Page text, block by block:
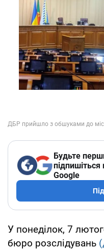
Будьте
Google
У понеділок, 7
бюро розслідувань